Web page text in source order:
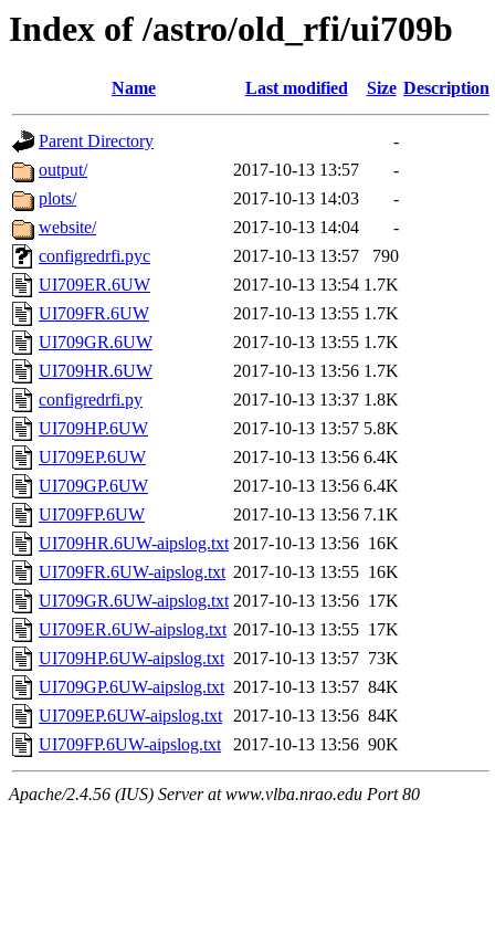
Index of /astro/old_rfi/ui709b
Name Last modified Size Description
Parent Directory
-
output/
2017-10-13 13:57
-
plots/
2017-10-13 14:03
-
website/
2017-10-13 14:04
-
configredrfi.pyc
2017-10-13 13:57
790
UI709ER.6UW
2017-10-13 13:54 1.7K
UI709FR.6UW
2017-10-13 13:55 1.7K
UI709GR.6UW
2017-10-13 13:55 1.7K
UI709HR.6UW
2017-10-13 13:56 1.7K
configredrfi.py
2017-10-13 13:37 1.8K
UI709HP.6UW
2017-10-13 13:57 5.8K
UI709EP.6UW
2017-10-13 13:56 6.4K
UI709GP.6UW
2017-10-13 13:56 6.4K
UI709FP.6UW
2017-10-13 13:56 7.1K
UI709HR.6UW-aipslog.txt 2017-10-13 13:56 16K
UI709FR.6UW-aipslog.txt 2017-10-13 13:55 16K
UI709GR.6UW-aipslog.txt 2017-10-13 13:56 17K
UI709ER.6UW-aipslog.txt 2017-10-13 13:55 17K
UI709HP.6UW-aipslog.txt 2017-10-13 13:57 73K
UI709GP.6UW-aipslog.txt 2017-10-13 13:57 84K
UI709EP.6UW-aipslog.txt 2017-10-13 13:56 84K
UI709FP.6UW-aipslog.txt
2017-10-13 13:56 90K
Apache/2.4.56 (IUS) Server at www.vlba.nrao.edu Port 80